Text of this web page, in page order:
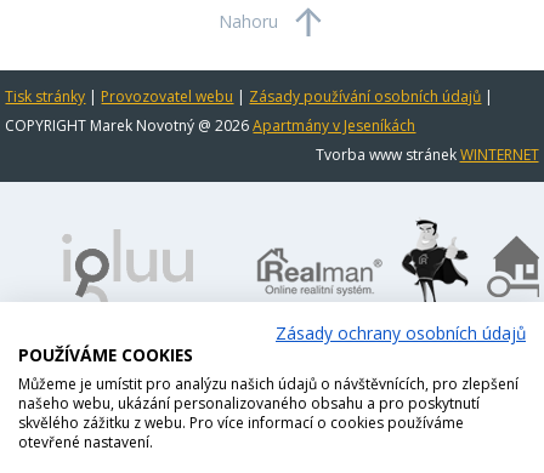
Nahoru
Tisk stránky | Provozovatel webu | Zásady používání osobních údajů |
COPYRIGHT Marek Novotný @ 2026Apartmány v Jeseníkách
Tvorba www stránekWINTERNET
Zásady ochrany osobních údajů
POUŽÍVÁME COOKIES
Můžeme je umístit pro analýzu našich údajů o návštěvnících, pro zlepšení
našeho webu, ukázání personalizovaného obsahu a pro poskytnutí
skvělého zážitku z webu. Pro více informací o cookies používáme
otevřené nastavení.